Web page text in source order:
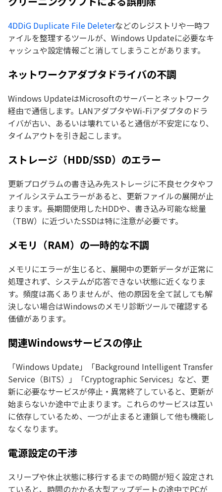
4DDiG Duplicate File Deleterなどのレジストリや一時フ
ァイルを整理するツールが、Windows Updateに必要なキ
ャッシュや設定情報ごと消してしまうことがあります。
ネットワークアダプタドライバの不調
Windows UpdateはMicrosoftのサーバーとネットワーク
経由で通信します。LANアダプタやWi-Fiアダプタのドラ
イバが古い、あるいは壊れていると通信が不安定になり、
タイムアウトを引き起こします。
ストレージ（HDD/SSD）のエラー
更新プログラムの書き込み先ストレージに不良セクタやフ
ァイルシステムエラーがあると、更新ファイルの展開が止
まります。長期間使用したHDDや、書き込み可能な総量
（TBW）に近づいたSSDは特に注意が必要です。
メモリ（RAM）の一時的な不調
メモリにエラーが生じると、展開中の更新データが正常に
処理されず、システムが応答できない状態に近くなりま
す。頻度は高くありませんが、他の原因を全て試しても解
決しない場合はWindowsのメモリ診断ツールで確認する
価値があります。
関連Windowsサービスの停止
「Windows Update」「Background Intelligent Transfer
Service（BITS）」「Cryptographic Services」など、更
新に必要なサービスが停止・異常終了していると、更新が
始まらないか途中で止まります。これらのサービスは互い
に依存しているため、一つが止まると連鎖して他も機能し
なくなります。
電源設定の干渉
スリープや休止状態に移行するまでの時間が短く設定され
ていると、時間のかかる大型アップデートの途中でPCが